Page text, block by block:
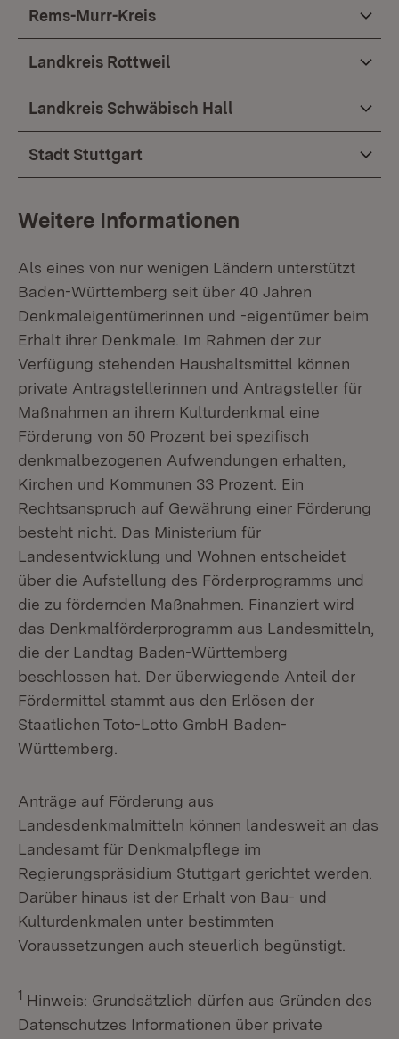
Rems-Murr-Kreis
Landkreis Rottweil
Landkreis Schwäbisch Hall
Stadt Stuttgart
Weitere Informationen
Als eines von nur wenigen Ländern unterstützt
Baden-Württemberg seit über 40 Jahren
Denkmaleigentümerinnen und -eigentümer beim
Erhalt ihrer Denkmale. Im Rahmen der zur
Verfügung stehenden Haushaltsmittel können
private Antragstellerinnen und Antragsteller für
Maßnahmen an ihrem Kulturdenkmal eine
Förderung von 50 Prozent bei spezifisch
denkmalbezogenen Aufwendungen erhalten,
Kirchen und Kommunen 33 Prozent. Ein
Rechtsanspruch auf Gewährung einer Förderung
besteht nicht. Das Ministerium für
Landesentwicklung und Wohnen entscheidet
über die Aufstellung des Förderprogramms und
die zu fördernden Maßnahmen. Finanziert wird
das Denkmalförderprogramm aus Landesmitteln,
die der Landtag Baden-Württemberg
beschlossen hat. Der überwiegende Anteil der
Fördermittel stammt aus den Erlösen der
Staatlichen Toto-Lotto GmbH Baden-
Württemberg.
Anträge auf Förderung aus
Landesdenkmalmitteln können landesweit an das
Landesamt für Denkmalpflege im
Regierungspräsidium Stuttgart gerichtet werden.
Darüber hinaus ist der Erhalt von Bau- und
Kulturdenkmalen unter bestimmten
Voraussetzungen auch steuerlich begünstigt.
1 Hinweis: Grundsätzlich dürfen aus Gründen des
Datenschutzes Informationen über private